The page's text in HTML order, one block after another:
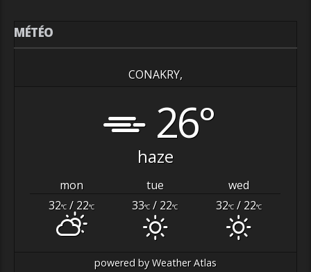
MÉTÉO
CONAKRY,
26°
haze
mon tue
wed
32°C / 22°C 33°C / 22°C 32°C/ 22°C
powered byWeather Atlas